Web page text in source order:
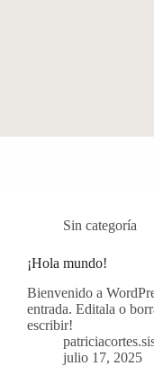
Sin categoría
¡Hola mundo!
Bienvenido a
entrada. Editala o
escribir!
julio 17, 2025